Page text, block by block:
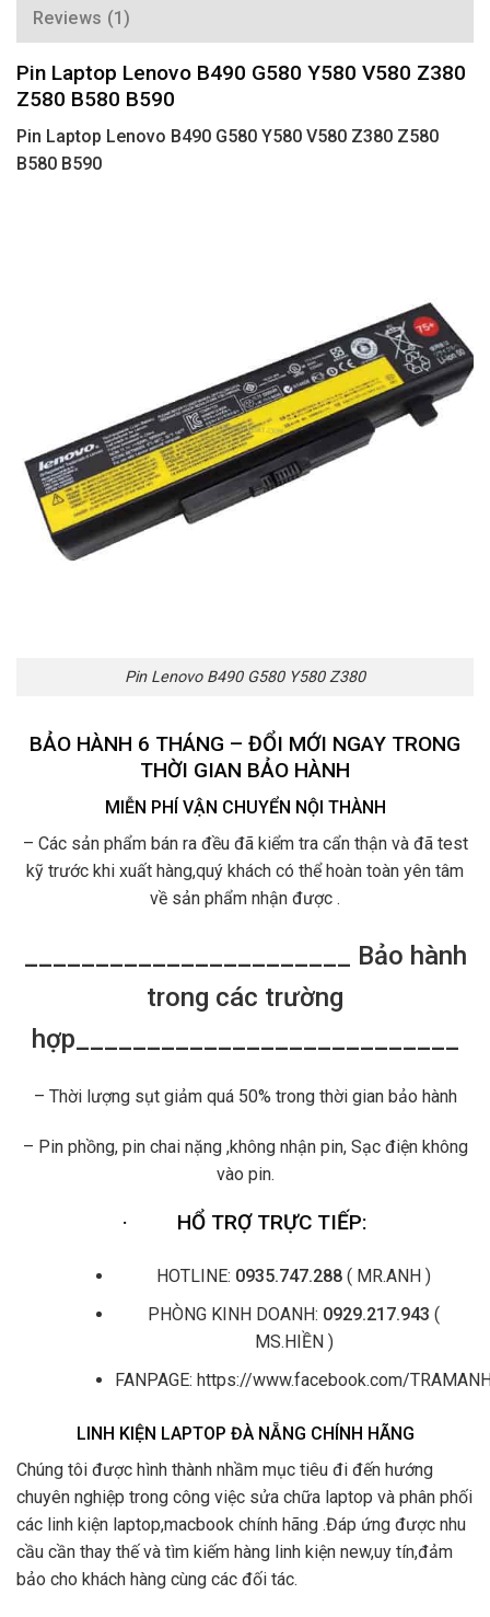
Reviews (1)
Pin Laptop Lenovo B490 G580 Y580 V580 Z380
Z580 B580 B590
Pin Laptop Lenovo B490 G580 Y580 V580 Z380 Z580
B580 B590
Pin Lenovo B490 G580 Y580 Z380
BẢO HÀNH 6 THÁNG – ĐỔI MỚI NGAY TRONG
THỜI GIAN BẢO HÀNH
MIỄN PHÍ VẬN CHUYỂN NỘI THÀNH
– Các sản phẩm bán ra đều đã kiểm tra cẩn thận và đã test
kỹ trước khi xuất hàng,quý khách có thể hoàn toàn yên tâm
về sản phẩm nhận được .
_______________________ Bảo hành
trong các trường
hợp___________________________
– Thời lượng sụt giảm quá 50% trong thời gian bảo hành
– Pin phồng, pin chai nặng ,không nhận pin, Sạc điện không
vào pin.
· HỔ TRỢ TRỰC TIẾP:
HOTLINE: 0935.747.288 ( MR.ANH )
PHÒNG KINH DOANH: 0929.217.943 (
MS.HIỀN )
FANPAGE: https://www.facebook.com/
LINH KIỆN LAPTOP ĐÀ NẴNG CHÍNH HÃNG
Chúng tôi được hình thành nhầm mục tiêu đi đến hướng
chuyên nghiệp trong công việc sửa chữa laptop và phân phối
các linh kiện laptop,macbook chính hãng .Đáp ứng được nhu
cầu cần thay thế và tìm kiếm hàng linh kiện new,uy tín,đảm
bảo cho khách hàng cùng các đối tác.